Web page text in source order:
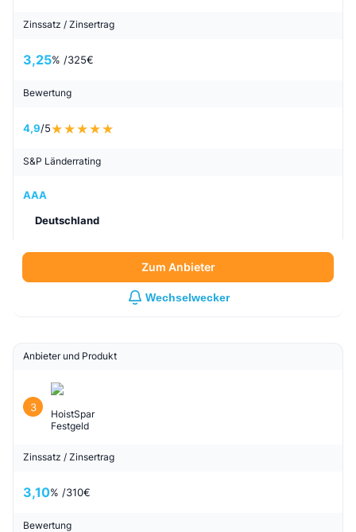
Zinssatz / Zinsertrag
3,25% /325€
Bewertung
4,9/5
S&P Länderrating
AAA
Deutschland
Zum Anbieter
Wechselwecker
Anbieter und Produkt
3
HoistSpar
Festgeld
Zinssatz / Zinsertrag
3,10% /310€
Bewertung